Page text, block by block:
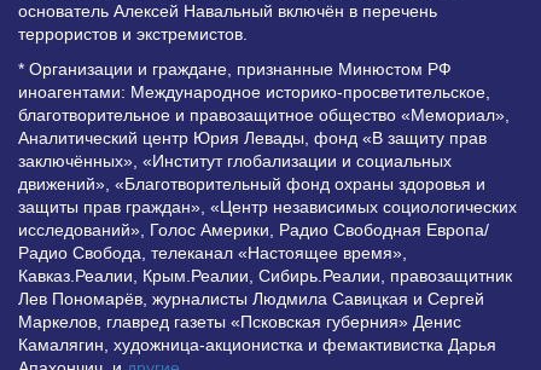
основатель Алексей Навальный включён в перечень
террористов и экстремистов.
* Организации и граждане, признанные Минюстом РФ
иноагентами: Международное историко-просветительское,
благотворительное и правозащитное общество «Мемориал»,
Аналитический центр Юрия Левады, фонд «В защиту прав
заключённых», «Институт глобализации и социальных
движений», «Благотворительный фонд охраны здоровья и
защиты прав граждан», «Центр независимых социологических
исследований», Голос Америки, Радио Свободная Европа/
Радио Свобода, телеканал «Настоящее время»,
Кавказ.Реалии, Крым.Реалии, Сибирь.Реалии, правозащитник
Лев Пономарёв, журналисты Людмила Савицкая и Сергей
Маркелов, главред газеты «Псковская губерния» Денис
Камалягин, художница-акционистка и фемактивистка Дарья